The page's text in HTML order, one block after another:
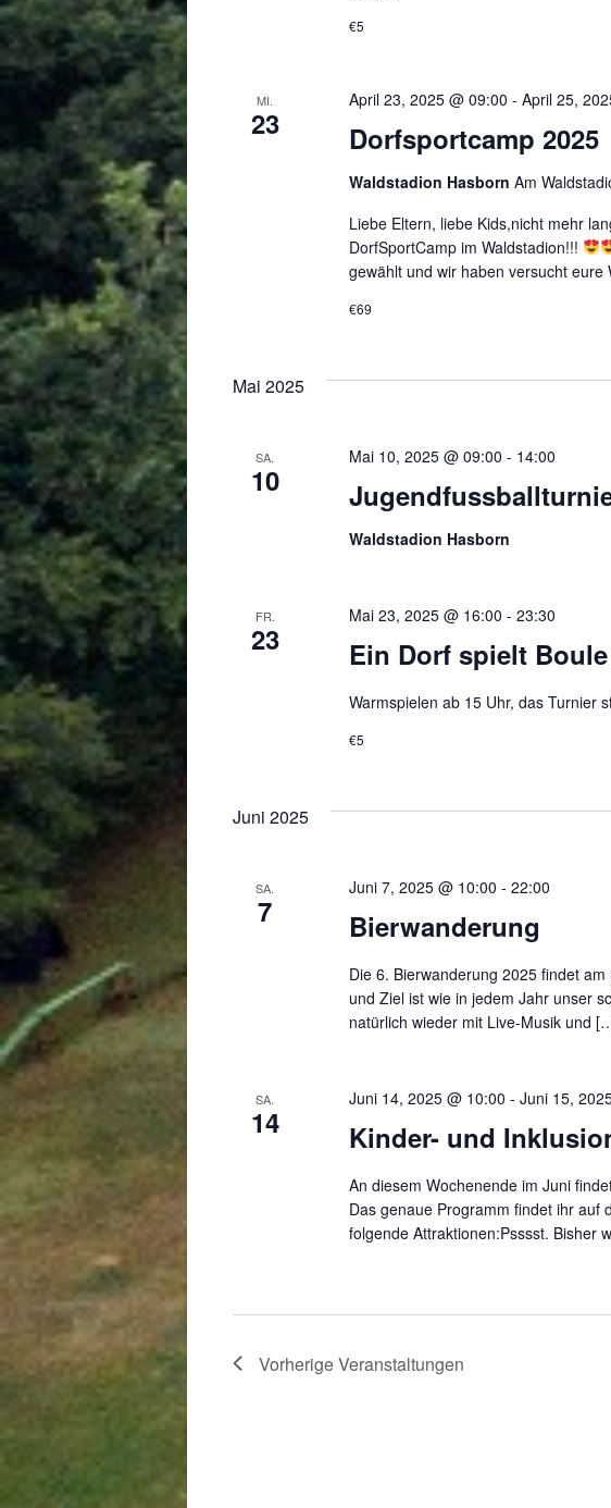
€5
MI.
23 Dorfsportcamp 2025
April 23, 2025 @ 09:00 -April 25,
Waldstadion HasbornAm
Liebe Eltern, liebe Kids,nicht mehr
DorfSportCamp im Waldstadion!!!
gewählt und wir haben versucht
€69
Mai 2025
SA.
10
Mai 10, 2025 @ 09:00 - 14:00
Waldstadion Hasborn
FR.
23 Ein Dorf spielt Boule
Mai 23, 2025 @ 16:00 -23:30
Warmspielen ab 15 Uhr, das Turnier
€5
Juni 2025
SA.
7 Bierwanderung
Juni 7, 2025 @ 10:00 -22:00
Die 6. Bierwanderung 2025 findet
und Ziel ist wie in jedem Jahr unser
natürlich wieder mit Live-Musik und
SA.
14 Kinder- und
Juni 14, 2025 @ 10:00 -Juni 15,
An diesem Wochenende im Juni
Das genaue Programm findet ihr auf
folgende Attraktionen:Psssst. Bisher
VorherigeVeranstaltungen